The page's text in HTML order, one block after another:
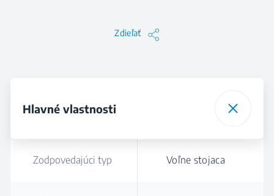
Zdieľať
Hlavné vlastnosti
Zodpovedajúci typ Voľne stojaca